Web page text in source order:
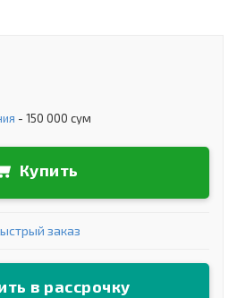
- 150 000 сум
Купить
заказ
в рассрочку